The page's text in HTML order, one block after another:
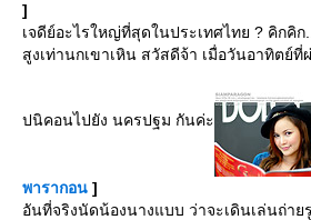
]
เจดีย์อะไรใหญ่ที่สุดในประเทศไทย ? คิกคิก
สูงเท่านกเขาเหิน สวัสดีจ้า เมื่อวันอาทิตย์
ปนิคอนไปยัง นครปฐม กันค่ะ
พารากอน ]
อันที่จริงนัดน้องนางแบบ ว่าจะเดินเล่นถ่าย